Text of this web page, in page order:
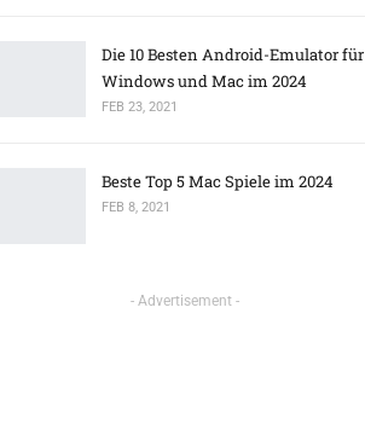
Die 10 Besten Android-Emulator für
Windows und Mac im 2024
FEB 23, 2021
Beste Top 5 Mac Spiele im 2024
FEB 8, 2021
- Advertisement -